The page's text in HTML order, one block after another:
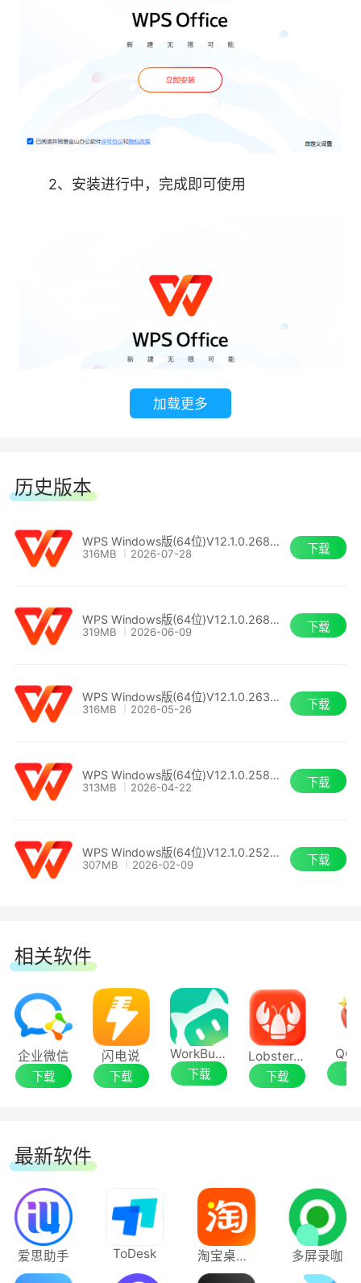
-全新视觉设计，颜值兼顾实用。想找的功
2、安装进行中，完成即可使用
加载更多
历史版本
WPS Windows版(64位)V12.1.0.26885
316MB 2026-07-28 下载
WPS Windows版(64位)V12.1.0.26884
319MB 2026-06-09 下载
WPS Windows版(64位)V12.1.0.26373
316MB 2026-05-26 下载
WPS Windows版(64位)V12.1.0.25860
313MB 2026-04-22 下载
WPS Windows版(64位)V12.1.0.25222
307MB 2026-02-09 下载
相关软件
企业微信
下载
闪电说
下载
WorkBuddy
下载
LobsterAI 有道龙虾
下载 下
最新软件
爱思助手 ToDesk 淘宝桌面版 多屏录咖